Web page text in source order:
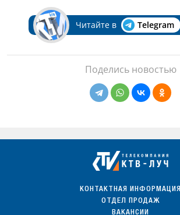
Читайте в Telegram
Поделись новостью
КОНТАКТНАЯ ИНФОРМАЦИЯ
ОТДЕЛ ПРОДАЖ
ВАКАНСИИ